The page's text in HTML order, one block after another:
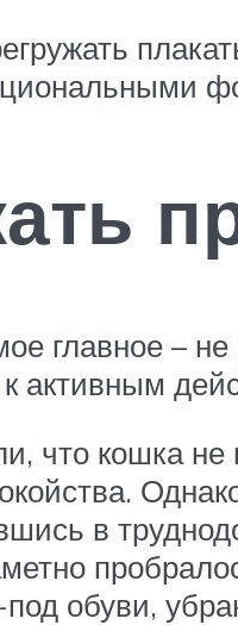
главное –
активным
что кошка не
в
обуви,